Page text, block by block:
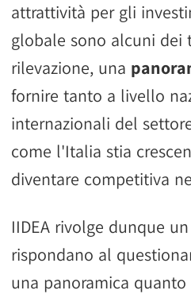
attrattività per gli
globale sono alcuni dei
rilevazione, una
fornire tanto a livello
internazionali del
come l'Italia stia
diventare competitiva
IIDEA rivolge dunque
rispondano al
una panoramica